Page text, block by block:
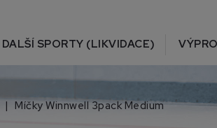
DALŠÍ SPORTY (LIKVIDACE)
Míčky Winnwell 3pack Medium